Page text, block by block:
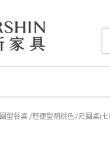
圓型餐桌 輕便型胡桃色7尺圓桌(